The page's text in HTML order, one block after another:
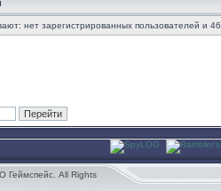
нет зарегистрированных пользователей и 46
Геймспейс. All Rights